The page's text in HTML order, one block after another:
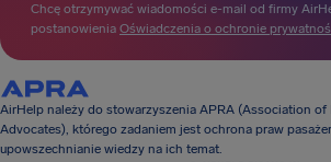
Chcę otrzymywać wiadomości e-mail od firmy
postanowienia Oświadczenia o ochronie
AirHelp należy do stowarzyszenia APRA (Association of
Advocates), którego zadaniem jest ochrona praw
upowszechnianie wiedzy na ich temat.